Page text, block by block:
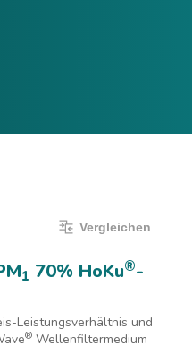
Vergleichen
1 70% HoKu®-
Leistungsverhältnis und
® Wellenfiltermedium